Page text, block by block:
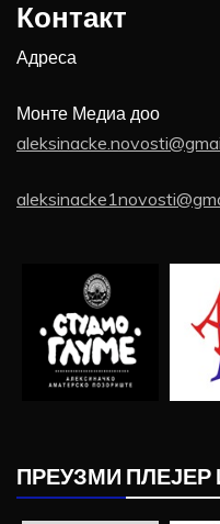
Контакт
Адреса
Монте Медиа доо
ПРЕУЗМИ